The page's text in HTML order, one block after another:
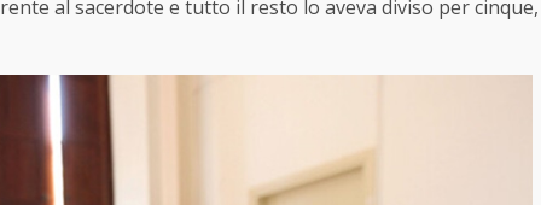
al sacerdote e tutto il resto lo aveva diviso per cinque,